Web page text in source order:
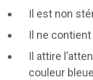
Il est non
Il ne
Il attire
couleur bleue